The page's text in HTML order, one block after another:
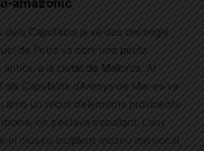
amazònic
dels Caputxins ja ve des del segle
de Petra va obrir una petita
antics, a la ciutat de Mallorca. Al
als Caputxins d’Arenys de Mar es va
amb un recull d’elements provinents
on s’estava treballant. L’any
el museu incipient museu missional